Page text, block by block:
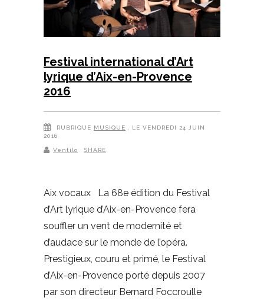
Festival international d’Art
lyrique d’Aix-en-Provence
2016
RUBRIQUE MUSIQUE
, LE VENDREDI 24 JUIN
2016
Ventilo SHARE
Aix vocaux La 68e édition du Festival
d’Art lyrique d’Aix-en-Provence fera
souffler un vent de modernité et
d’audace sur le monde de l’opéra.
Prestigieux, couru et primé, le Festival
d’Aix-en-Provence porté depuis 2007
par son directeur Bernard Foccroulle